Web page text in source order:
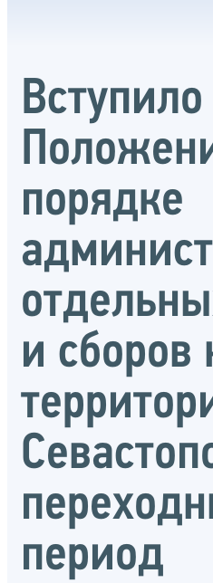
порядке
и сборов
период